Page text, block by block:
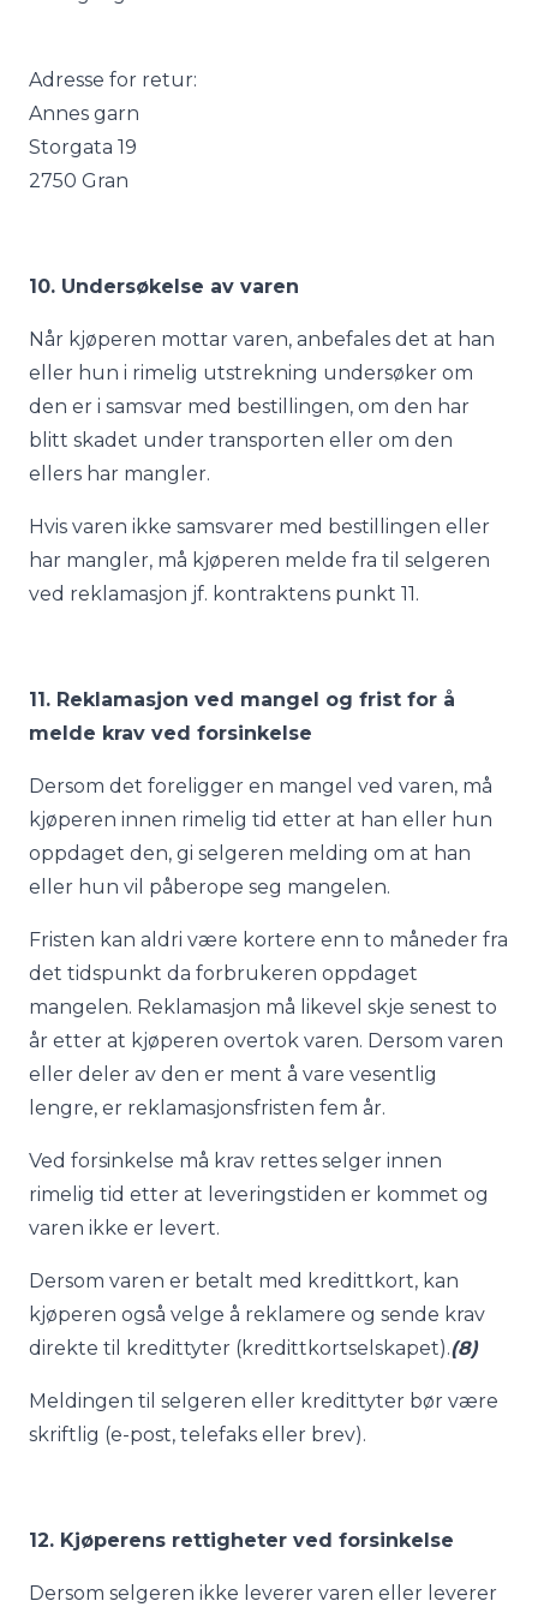
Adresse for retur:
Annes garn
Storgata 19
2750 Gran
10. Undersøkelse av varen
Når kjøperen mottar varen, anbefales det at han
eller hun i rimelig utstrekning undersøker om
den er i samsvar med bestillingen, om den har
blitt skadet under transporten eller om den
ellers har mangler.
Hvis varen ikke samsvarer med bestillingen eller
har mangler, må kjøperen melde fra til selgeren
ved reklamasjon jf. kontraktens punkt 11.
11. Reklamasjon ved mangel og frist for å
melde krav ved forsinkelse
Dersom det foreligger en mangel ved varen, må
kjøperen innen rimelig tid etter at han eller hun
oppdaget den, gi selgeren melding om at han
eller hun vil påberope seg mangelen.
Fristen kan aldri være kortere enn to måneder fra
det tidspunkt da forbrukeren oppdaget
mangelen. Reklamasjon må likevel skje senest to
år etter at kjøperen overtok varen. Dersom varen
eller deler av den er ment å vare vesentlig
lengre, er reklamasjonsfristen fem år.
Ved forsinkelse må krav rettes selger innen
rimelig tid etter at leveringstiden er kommet og
varen ikke er levert.
Dersom varen er betalt med kredittkort, kan
kjøperen også velge å reklamere og sende krav
direkte til kredittyter (kredittkortselskapet).(8)
Meldingen til selgeren eller kredittyter bør være
skriftlig (e-post, telefaks eller brev).
12. Kjøperens rettigheter ved forsinkelse
Dersom selgeren ikke leverer varen eller leverer